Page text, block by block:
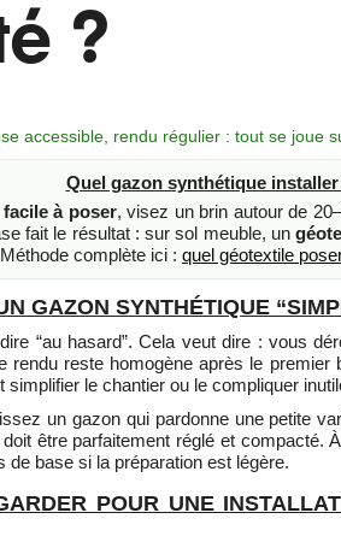
?
accessible, rendu régulier : tout se joue
Quel gazon synthétique
à poser, visez un brin autour de
fait le résultat : sur sol meuble, un
complète ici : quel géotextile
GAZON SYNTHÉTIQUE
“au hasard”. Cela veut dire : vous
rendu reste homogène après le premier
le chantier ou le compliquer
un gazon qui pardonne une petite
être parfaitement réglé et compacté.
de base si la préparation est légère.
POUR UNE